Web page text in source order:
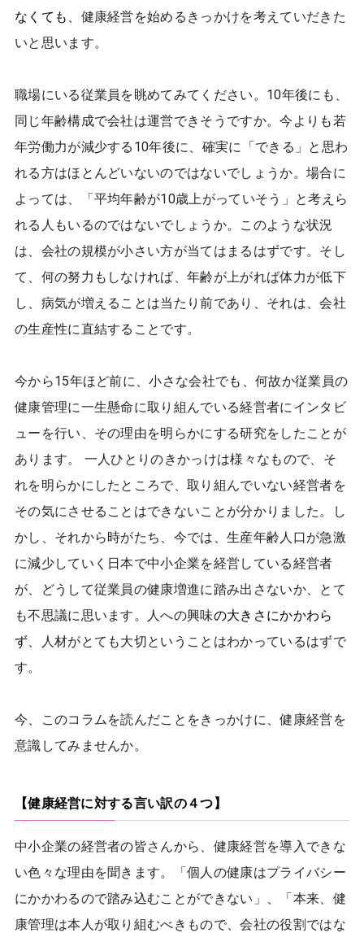
なくても
、健康経営を始めるきっかけを考えていだきた
いと思います。
職場にいる従業員を眺めてみてください。10年後にも、
同じ年齢構成で会社は運営できそうですか。今よりも若
年労働力が減少する10年後に、確実に「できる」と思わ
れる方はほとんどいないのではないでしょうか。場合に
よっては、「平均年齢が10歳上がっていそう」と考えら
れる人もいるのではないでしょうか。このような状況
は、会社の規模が小さい方が当てはまるはずです。そし
て、何の努力もしなければ、年齢が上がれば体力が低下
し、病気が増えることは当たり前であり、それは、会社
の生産性に直結することです。
今から15年ほど前に、小さな会社でも、何故か従業員の
健康管理に一生懸命に取り組んでいる経営者にインタビ
ューを行い、その理由を明らかにする研究をしたことが
あります。 一人ひとりのきかっけは様々なもので、そ
れを明らかにしたところで、取り組んでいない経営者を
その気にさせることはできないことが分かりました。し
かし、それから時がたち、今では、生産年齢人口が急激
に減少していく日本で中小企業を経営している経営者
が、どうして従業員の健康増進に踏み出さないか、とて
も不思議に思います。人への興味の大きさにかかわら
ず 、人材がとても大切ということはわかっているはずで
す。
今、このコラムを読んだことをきっかけに、健康経営を
意識してみませんか。
【健康経営に対する言い訳の４つ】
中小企業の経営者の皆さんから、健康経営を導入できな
い色々な理由を聞きます。「個人の健康はプライバシー
にかかわるので踏み込むことができない」、「本来、健
康管理は本人が取り組むべきもので、会社の役割ではな